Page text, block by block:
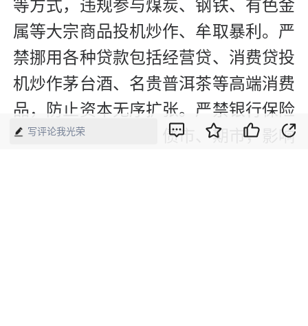
等方式，违规参与煤炭、钢铁、有色金
属等大宗商品投机炒作、牟取暴利。严
禁挪用各种贷款包括经营贷、消费贷投
机炒作茅台酒、名贵普洱茶等高端消费
品，防止资本无序扩张。严禁银行保险
资金违规流入股市、债市、期市，影响
写评论我光荣